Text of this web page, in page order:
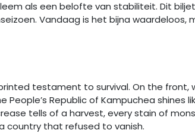
als een belofte van stabiliteit. Dit
Vandaag is het bijna
printed testament to survival. On the
Republic of Kampuchea
tells of a harvest, every stain of
country that refused to vanish.